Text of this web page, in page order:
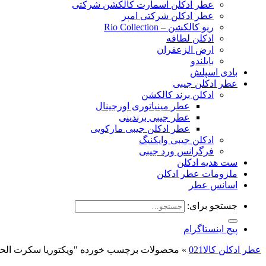
عطر ادکلن اسمارت کالکشن شرکتی
عطر ادکلن شرکتی امپر
ریو کالکشن – Rio Collection
ادکلن لطافه
ارض الزعفران
بایلندو
بادی اسپلش
عطر ادکلن جیبی
ادکلن برند کالکشن
عطر مینیاتوری اورجینال
عطر جیبی برندینی
عطر ادکلن جیبی مارکویی
ادکلن جیبی وایکنیگ
فرگرانس ورد جیبی
ست هدیه ادکلن
ملزومات عطر ادکلن
اسانس عطر
جستجو برای:
پیج اینستاگرام
عطر ادکلن کالا021 » محصولات برچسب خورده "ویکتوریا سکرت